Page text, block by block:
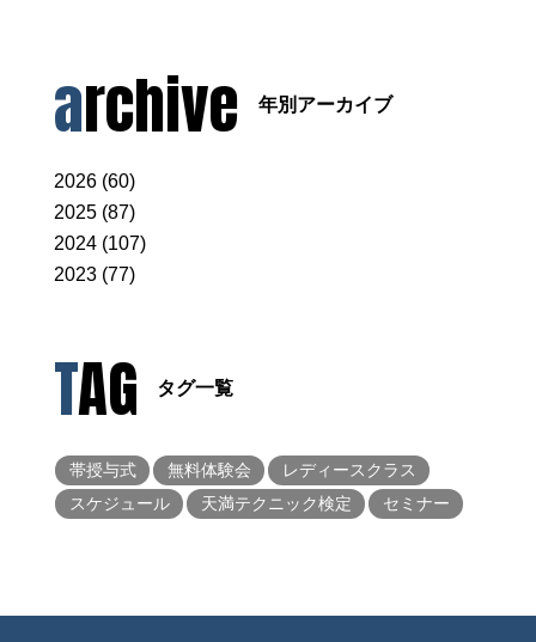
archive 年別アーカイブ
2026 (60)
2025 (87)
2024 (107)
2023 (77)
TAG タグ一覧
帯授与式 無料体験会
レディースクラス
スケジュール
天満テクニック検定 セミナー